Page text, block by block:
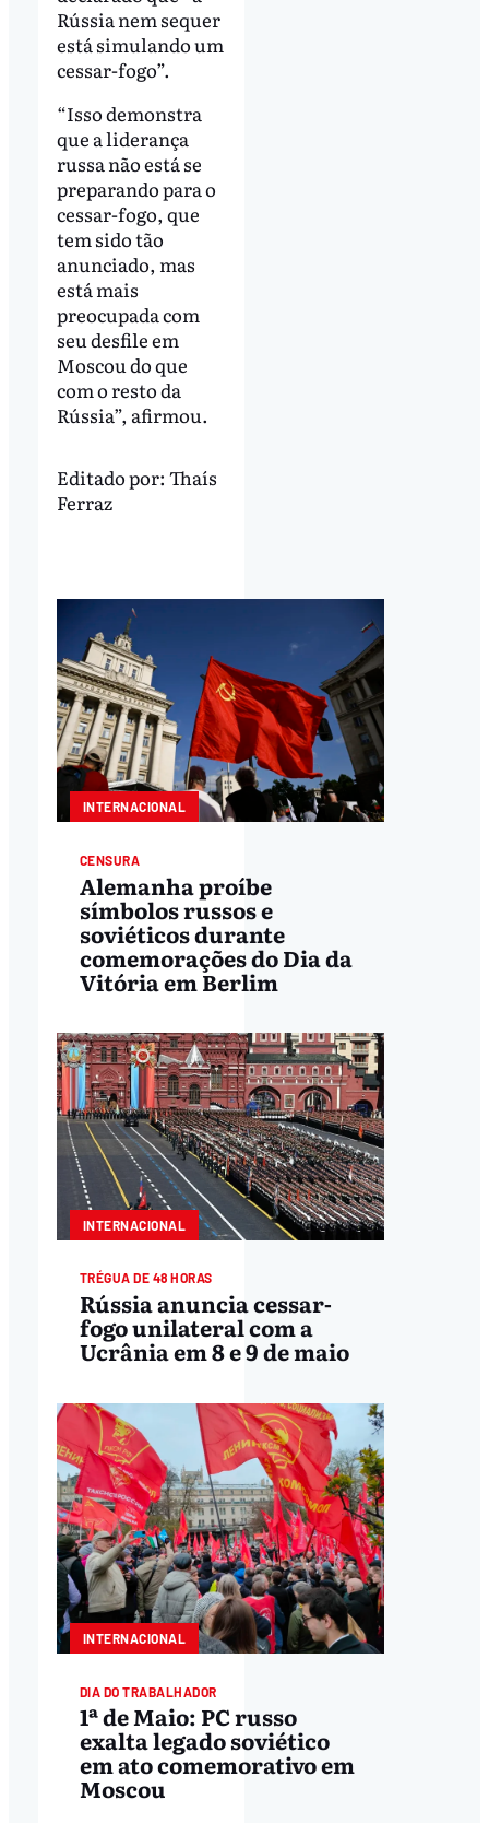
Rússia nem sequer
está simulando um
cessar-fogo”.
“Isso demonstra
que a liderança
russa não está se
preparando para o
cessar-fogo, que
tem sido tão
anunciado, mas
está mais
preocupada com
seu desfile em
Moscou do que
com o resto da
Rússia”, afirmou.
Editado por: Thaís
Ferraz
INTERNACIONAL
CENSURA
Alemanha proíbe
símbolos russos e
soviéticos durante
comemorações do Dia da
Vitória em Berlim
INTERNACIONAL
TRÉGUA DE 48 HORAS
Rússia anuncia cessar-
fogo unilateral com a
Ucrânia em 8 e 9 de maio
INTERNACIONAL
DIA DO TRABALHADOR
1ª de Maio: PC russo
exalta legado soviético
em ato comemorativo em
Moscou